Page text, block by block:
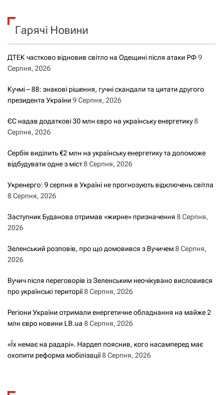
Гарячі Новини
ДТЕК частково відновив світло на Одещині після атаки РФ9
Серпня, 2026
Кучмі – 88: знакові рішення, гучні скандали та цитати другого
президента України 9 Серпня, 2026
ЄС надав додаткові 30 млн євро на українську енергетику8
Серпня, 2026
Сербія виділить €2 млн на українську енергетику та допоможе
відбудувати одне з міст8 Серпня, 2026
Укренерго: 9 серпня в Україні не прогнозують відключень світла
8 Серпня, 2026
Заступник Буданова отримав «жирне» призначення 8 Серпня,
2026
Зеленський розповів, про що домовився з Вучичем8 Серпня,
2026
Вучич після переговорів із Зеленським неочікувано висловився
про українські території8 Серпня, 2026
Регіони України отримали енергетичне обладнання на майже 2
млн євро новини LB.ua 8 Серпня, 2026
«Їх немає на радарі». Нардеп пояснив, кого насамперед має
охопити реформа мобілізації8 Серпня, 2026